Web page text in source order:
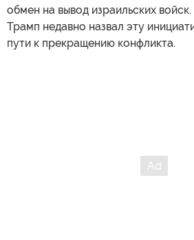
обмен на вывод израильских
Трамп недавно назвал эту
пути к прекращению конфликта.